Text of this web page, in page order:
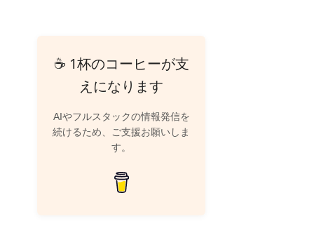
☕ 1杯のコーヒーが支
えになります
AIやフルスタックの情報発信を
続けるため、ご支援お願いしま
す。